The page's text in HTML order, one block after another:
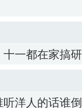
一都在家搞
洋人的话谁